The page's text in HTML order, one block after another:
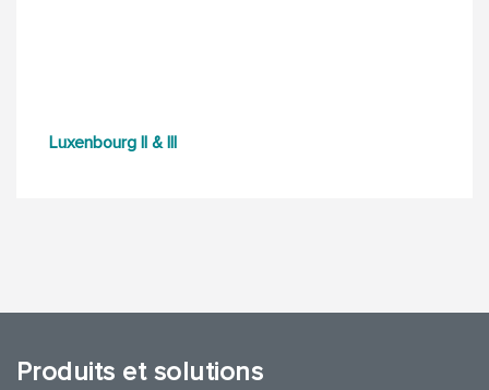
Luxenbourg II & III
Produits et solutions